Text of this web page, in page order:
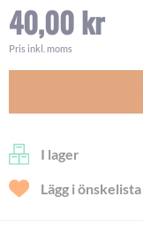
40,00 kr
Pris inkl. moms
I lager
Lägg i önskelista
of
the
images